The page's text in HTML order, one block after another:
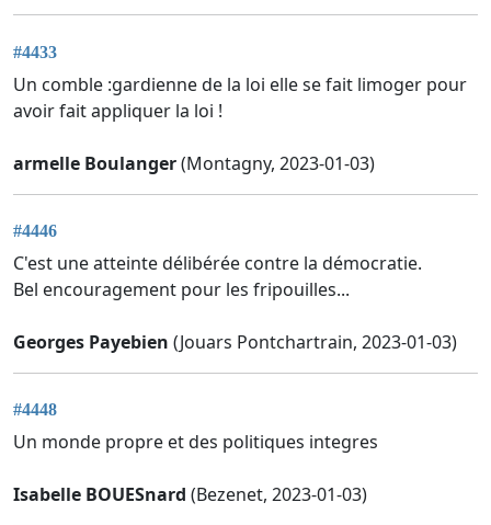
#4433
Un comble :gardienne de la loi elle se fait limoger pour
avoir fait appliquer la loi !
armelle Boulanger(Montagny, 2023-01-03)
#4446
C'est une atteinte délibérée contre la démocratie.
Bel encouragement pour les fripouilles...
Georges Payebien (Jouars Pontchartrain, 2023-01-03)
#4448
Un monde propre et des politiques integres
Isabelle BOUESnard (Bezenet, 2023-01-03)